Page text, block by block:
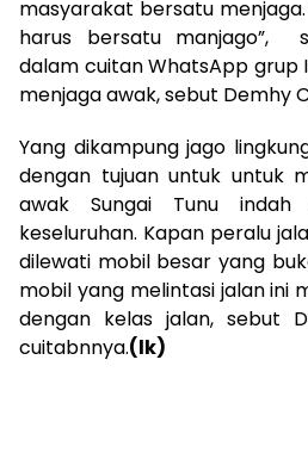
masyarakat bersatu
harus bersatu manjago”,
dalam cuitan WhatsApp grup
menjaga awak, sebut Demhy
Yang dikampung jago
dengan tujuan untuk untuk
awak Sungai Tunu
keseluruhan. Kapan peralu
dilewati mobil besar yang
mobil yang melintasi jalan ini
dengan kelas jalan, sebut
cuitabnnya.(lk)